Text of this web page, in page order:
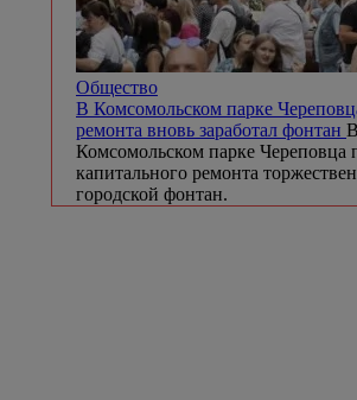
Общество
В Комсомольском парке
ремонта вновь заработал фонтан В
Комсомольском парке Череповца
капитального ремонта
городской фонтан.